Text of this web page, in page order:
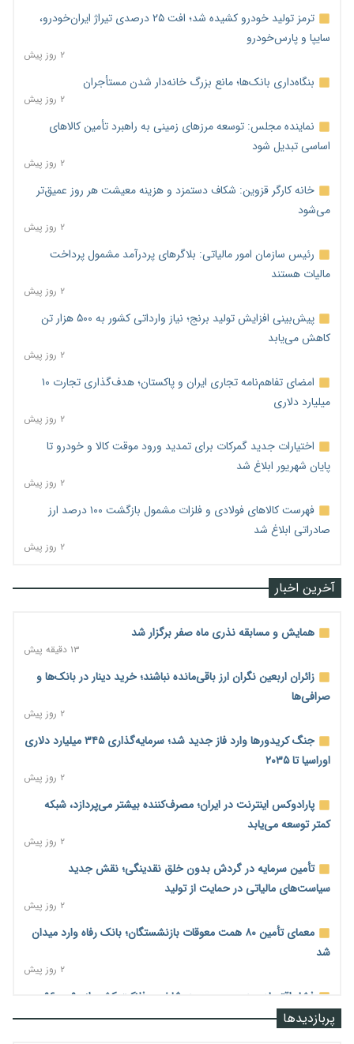
ترمز تولید خودرو کشیده شد؛ افت ۲۵ درصدی تیراژ ایران‌خودرو،
سایپا و پارس‌خودرو
۲ روز پیش
بنگاه‌داری بانک‌ها؛ مانع بزرگ خانه‌دار شدن مستأجران
۲ روز پیش
نماینده مجلس: توسعه مرزهای زمینی به راهبرد تأمین کالاهای
اساسی تبدیل شود
۲ روز پیش
خانه کارگر قزوین: شکاف دستمزد و هزینه معیشت هر روز عمیق‌تر
می‌شود
۲ روز پیش
رئیس سازمان امور مالیاتی: بلاگرهای پردرآمد مشمول پرداخت
مالیات هستند
۲ روز پیش
پیش‌بینی افزایش تولید برنج؛ نیاز وارداتی کشور به ۵۰۰ هزار تن
کاهش می‌یابد
۲ روز پیش
امضای تفاهم‌نامه تجاری ایران و پاکستان؛ هدف‌گذاری تجارت ۱۰
میلیارد دلاری
۲ روز پیش
اختیارات جدید گمرکات برای تمدید ورود موقت کالا و خودرو تا
پایان شهریور ابلاغ شد
۲ روز پیش
فهرست کالاهای فولادی و فلزات مشمول بازگشت ۱۰۰ درصد ارز
صادراتی ابلاغ شد
۲ روز پیش
آخرین اخبار
همایش و مسابقه نذری ماه صفر برگزار شد
۱۳ دقیقه پیش
زائران اربعین نگران ارز باقی‌مانده نباشند؛ خرید دینار در بانک‌ها و
صرافی‌ها
۲ روز پیش
جنگ کریدورها وارد فاز جدید شد؛ سرمایه‌گذاری ۳۴۵ میلیارد دلاری
اوراسیا تا ۲۰۳۵
۲ روز پیش
پارادوکس اینترنت در ایران؛ مصرف‌کننده بیشتر می‌پردازد، شبکه
کمتر توسعه می‌یابد
۲ روز پیش
تأمین سرمایه در گردش بدون خلق نقدینگی؛ نقش جدید
سیاست‌های مالیاتی در حمایت از تولید
۲ روز پیش
معمای تأمین ۸۰ همت معوقات بازنشستگان؛ بانک رفاه وارد میدان
شد
۲ روز پیش
فشار اقتصادی در مسیر صعود؛ شاخص فلاکت کشور از ۹۰ به ۹۶
درصد رسید
پربازدیدها